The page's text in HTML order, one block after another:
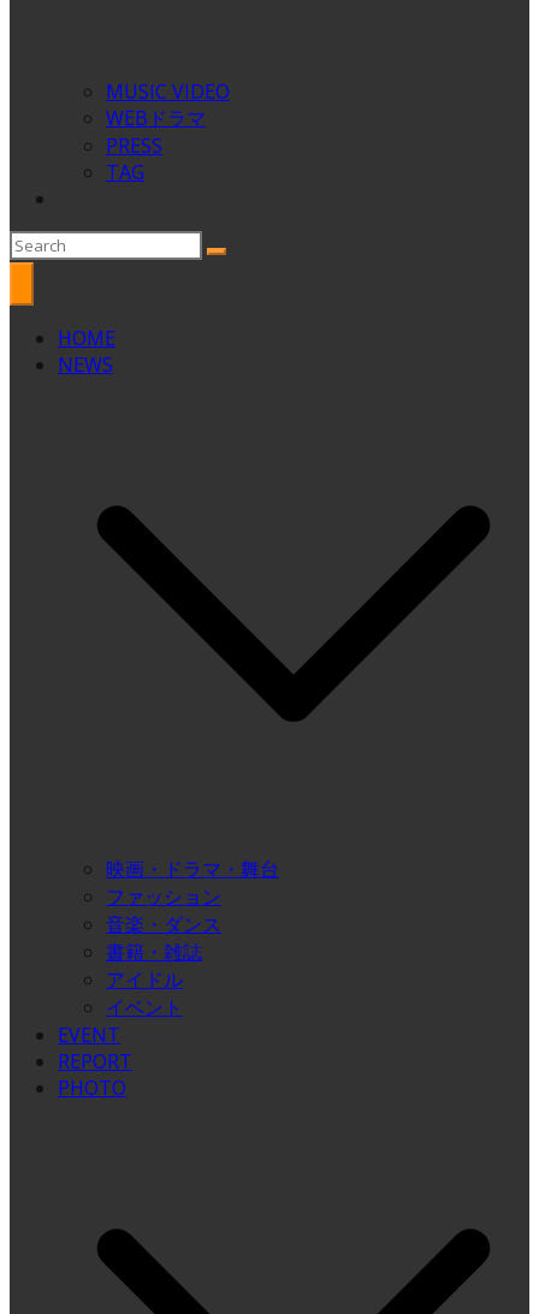
MUSIC VIDEO
WEBドラマ
PRESS
TAG
HOME
NEWS
映画・ドラマ・舞台
ファッション
音楽・ダンス
書籍・雑誌
アイドル
イベント
EVENT
REPORT
PHOTO